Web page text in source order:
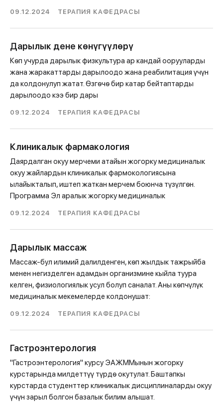
09.12.2024 ТЕРАПИЯ КАФЕДРАСЫ
Дарылык дене кѳнүгүүлѳрү
Кѳп учурда дарылык физкультура ар кандай оорууларды
жана жаракаттарды дарылоодо жана реабилитация үчүн
да колдонулуп жатат. Ѳзгѳчѳ бир катар бейтаптарды
дарылоодо кээ бир дары
09.12.2024 ТЕРАПИЯ КАФЕДРАСЫ
Клиникалык фармакология
Даярдалган окуу мерчеми атайын жогорку медициналык
окуу жайлардын клиникалык фармокологиясына
ылайыкталып, иштеп жаткан мерчем боюнча түзүлгѳн.
Программа Эл аралык жогорку медициналык
09.12.2024 ТЕРАПИЯ КАФЕДРАСЫ
Дарылык массаж
Массаж-бул илимий далилденген, кѳп жылдык тажрыйба
менен негизделген адамдын организмине кыйла туура
келген, физиологиялык усул болуп саналат. Аны кѳпчүлүк
медициналык мекемелерде колдонушат:
09.12.2024 ТЕРАПИЯ КАФЕДРАСЫ
Гастроэнтерология
"Гастроэнтерология" курсу ЭАЖММынын жогорку
курстарында милдеттүү түрдѳ окутулат. Баштапкы
курстарда студенттер клиникалык дисциплиналарды окуу
үчүн зарыл болгон базалык билим алышат.